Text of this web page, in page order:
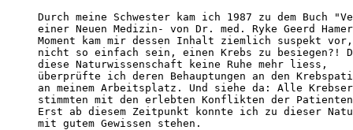
Durch meine Schwester kam ich 1987 zu dem Buch
einer Neuen Medizin- von Dr. med. Ryke Geerd
Moment kam mir dessen Inhalt ziemlich suspekt
nicht so einfach sein, einen Krebs zu besiegen?!
diese Naturwissenschaft keine Ruhe mehr liess,
überprüfte ich deren Behauptungen an den
an meinem Arbeitsplatz. Und siehe da: Alle
stimmten mit den erlebten Konflikten der
Erst ab diesem Zeitpunkt konnte ich zu dieser
mit gutem Gewissen stehen.